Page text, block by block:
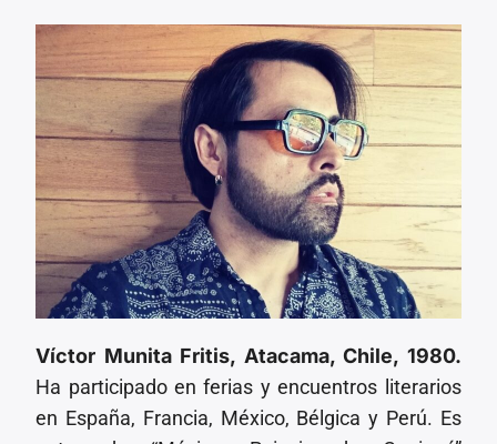
Víctor Munita Fritis, Atacama, Chile, 1980.
Ha participado en ferias y encuentros literarios
en España, Francia, México, Bélgica y Perú. Es